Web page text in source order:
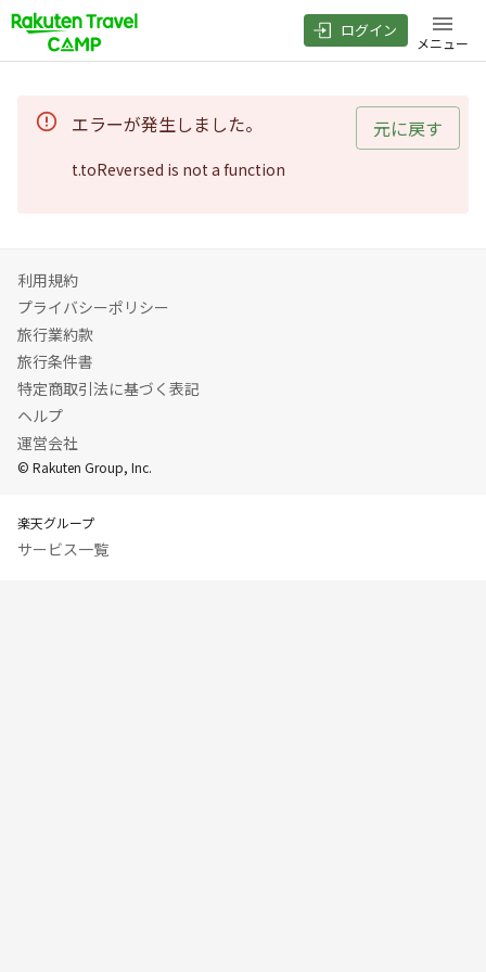
ログイン
メニュー
エラーが発生しました。
t.toReversed is not a function
元に戻す
利用規約
プライバシーポリシー
旅行業約款
旅行条件書
特定商取引法に基づく表記
ヘルプ
運営会社
© Rakuten Group, Inc.
楽天グループ
サービス一覧